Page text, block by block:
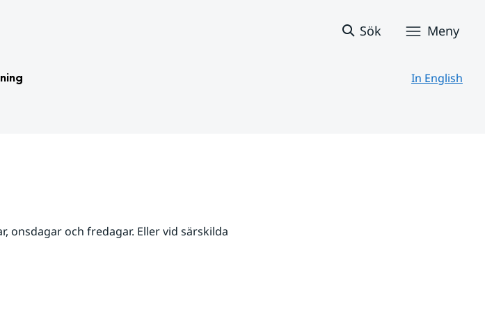
Sök Meny
In English
onsdagar och fredagar. Eller vid särskilda